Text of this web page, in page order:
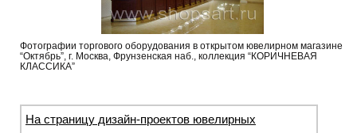
Фотографии торгового оборудования в открытом ювелирном магазине
“Октябрь”, г. Москва, Фрунзенская наб., коллекция “КОРИЧНЕВАЯ
КЛАССИКА”
На страницу дизайн-проектов ювелирных